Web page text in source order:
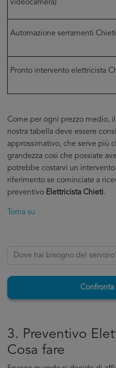
videocamera)
Automazione serramenti
Pronto intervento elettricista
Come per ogni prezzo medio,
nostra tabella deve essere
approssimativo, che serve più
grandezza cosi che possiate
potrebbe costarvi un
riferimento se cominciate a
preventivo Elettricista Chieti.
Torna su
Confronta
3. Preventivo
Cosa fare